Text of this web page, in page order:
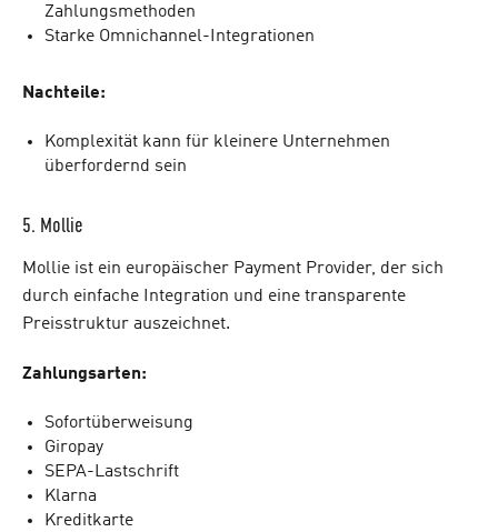
Zahlungsmethoden
Starke Omnichannel-Integrationen
Nachteile:
Komplexität kann für kleinere Unternehmen
überfordernd sein
5. Mollie
Mollie ist ein europäischer Payment Provider, der sich
durch einfache Integration und eine transparente
Preisstruktur auszeichnet.
Zahlungsarten:
Sofortüberweisung
Giropay
SEPA-Lastschrift
Klarna
Kreditkarte